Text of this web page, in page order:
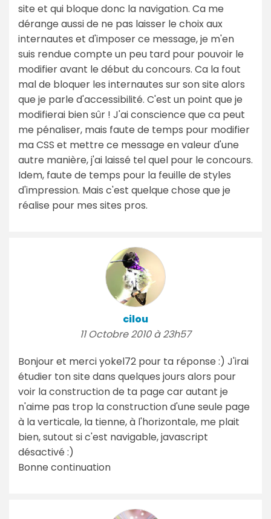
site et qui bloque donc la navigation. Ca me
dérange aussi de ne pas laisser le choix aux
internautes et d'imposer ce message, je m'en
suis rendue compte un peu tard pour pouvoir le
modifier avant le début du concours. Ca la fout
mal de bloquer les internautes sur son site alors
que je parle d'accessibilité. C'est un point que je
modifierai bien sûr ! J'ai conscience que ca peut
me pénaliser, mais faute de temps pour modifier
ma CSS et mettre ce message en valeur d'une
autre manière, j'ai laissé tel quel pour le concours.
Idem, faute de temps pour la feuille de styles
d'impression. Mais c'est quelque chose que je
réalise pour mes sites pros.
cilou
11 Octobre 2010 à 23h57
Bonjour et merci yokel72 pour ta réponse :) J'irai
étudier ton site dans quelques jours alors pour
voir la construction de ta page car autant je
n'aime pas trop la construction d'une seule page
à la verticale, la tienne, à l'horizontale, me plait
bien, sutout si c'est navigable, javascript
désactivé :)
Bonne continuation